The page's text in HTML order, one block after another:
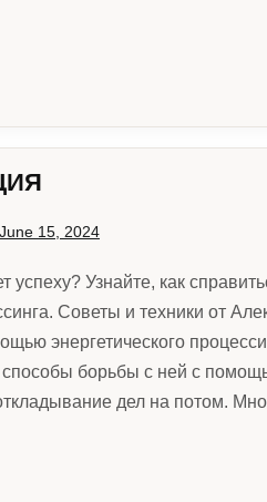
June 15, 2024
успеху? Узнайте, как
Советы и техники от
энергетического
борьбы с ней с
дел на потом.